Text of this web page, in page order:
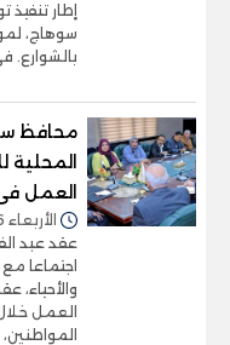
إطار تنفيذ
سوهاج،
محافظ
المحلية
العمل
الأربعاء 26/فبراير/2025 - 10:43 م
عقد عبد
اجتماعا
والأحياء،
العمل خلال